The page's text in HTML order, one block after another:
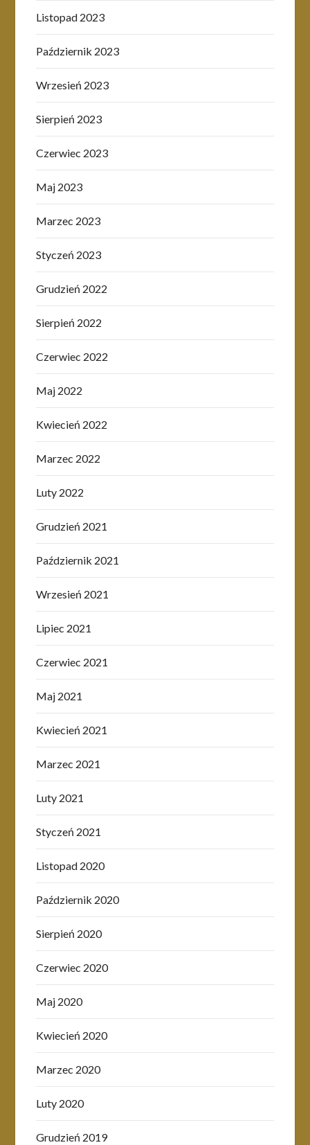
Listopad 2023
Październik 2023
Wrzesień 2023
Sierpień 2023
Czerwiec 2023
Maj 2023
Marzec 2023
Styczeń 2023
Grudzień 2022
Sierpień 2022
Czerwiec 2022
Maj 2022
Kwiecień 2022
Marzec 2022
Luty 2022
Grudzień 2021
Październik 2021
Wrzesień 2021
Lipiec 2021
Czerwiec 2021
Maj 2021
Kwiecień 2021
Marzec 2021
Luty 2021
Styczeń 2021
Listopad 2020
Październik 2020
Sierpień 2020
Czerwiec 2020
Maj 2020
Kwiecień 2020
Marzec 2020
Luty 2020
Grudzień 2019